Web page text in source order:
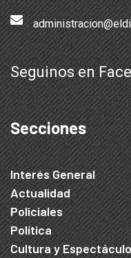
Seguinos en
Secciones
Interés General
Actualidad
Policiales
Política
Cultura y